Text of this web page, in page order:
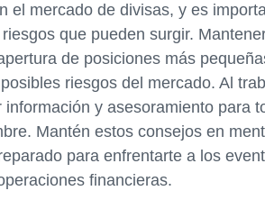
el mercado de divisas, y es
que pueden surgir.
de posiciones más
riesgos del mercado. Al
y asesoramiento para
Mantén estos consejos en
para enfrentarte a los
financieras.